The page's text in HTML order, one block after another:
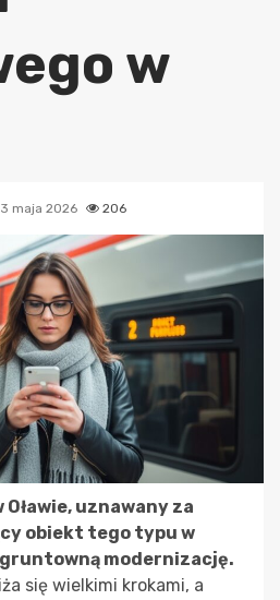
w
maja 2026 206
uznawany za
obiekt tego typu w
modernizację.
się wielkimi krokami, a